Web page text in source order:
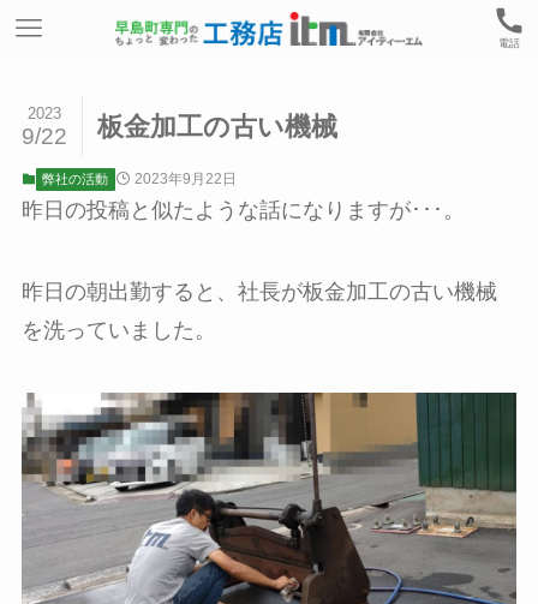
電話
板金加工の古い機械
2023
9/22
弊社の活動 2023年9月22日
昨日の投稿と似たような話になりますが･･･。
昨日の朝出勤すると、社長が板金加工の古い機械
を洗っていました。